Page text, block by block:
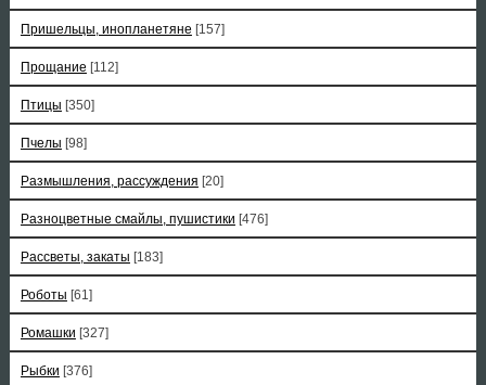
Пришельцы, инопланетяне [157]
Прощание [112]
Птицы [350]
Пчелы [98]
Размышления, рассуждения [20]
Разноцветные смайлы, пушистики [476]
Рассветы, закаты [183]
Роботы [61]
Ромашки [327]
Рыбки [376]